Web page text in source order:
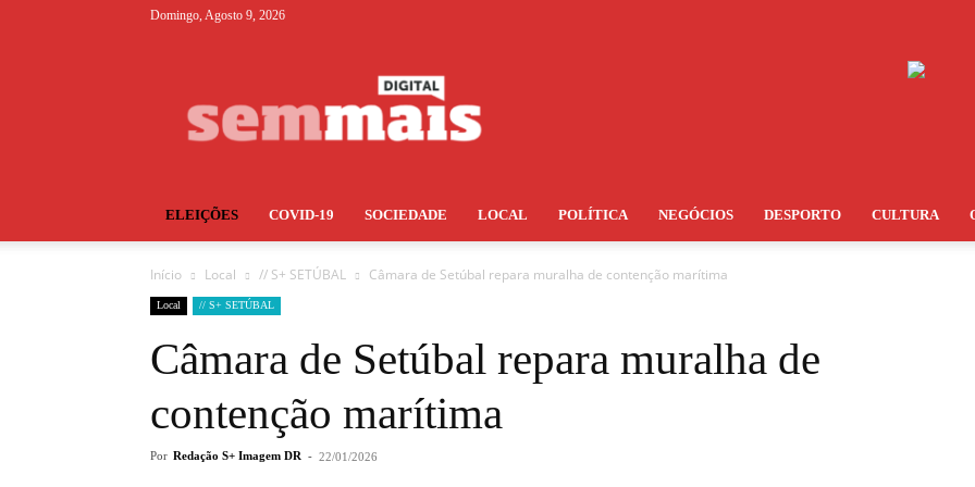
Domingo, Agosto 9, 2026
ELEIÇÕES COVID-19 SOCIEDADE LOCAL POLÍTICA NEGÓCIOS DESPORTO CULTURA
Início Local // S+ SETÚBAL Câmara de Setúbal repara muralha de contenção marítima
Local // S+ SETÚBAL
Câmara de Setúbal repara muralha de
contenção marítima
Por Redação S+ Imagem DR - 22/01/2026